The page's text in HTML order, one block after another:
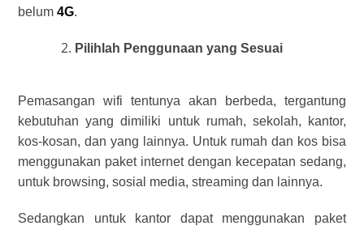
belum4G.
Pilihlah Penggunaan yang Sesuai
Pemasangan wifi tentunya akan berbeda, tergantung
kebutuhan yang dimiliki untuk rumah, sekolah, kantor,
kos-kosan, dan yang lainnya. Untuk rumah dan kos bisa
menggunakan paket internet dengan kecepatan sedang,
untuk browsing, sosial media, streaming dan lainnya.
Sedangkan untuk kantor dapat menggunakan paket